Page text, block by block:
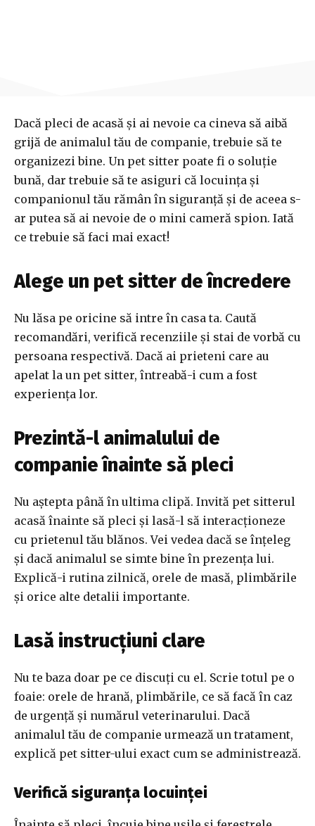
Dacă pleci de acasă și ai nevoie ca cineva să aibă
grijă de animalul tău de companie, trebuie să te
organizezi bine. Un pet sitter poate fi o soluție
bună, dar trebuie să te asiguri că locuința și
companionul tău rămân în siguranță și de aceea s-
ar putea să ai nevoie de o mini cameră spion. Iată
ce trebuie să faci mai exact!
Alege un pet sitter de încredere
Nu lăsa pe oricine să intre în casa ta. Caută
recomandări, verifică recenziile și stai de vorbă cu
persoana respectivă. Dacă ai prieteni care au
apelat la un pet sitter, întreabă-i cum a fost
experiența lor.
Prezintă-l animalului de
companie înainte să pleci
Nu aștepta până în ultima clipă. Invită pet sitterul
acasă înainte să pleci și lasă-l să interacționeze
cu prietenul tău blănos. Vei vedea dacă se înțeleg
și dacă animalul se simte bine în prezența lui.
Explică-i rutina zilnică, orele de masă, plimbările
și orice alte detalii importante.
Lasă instrucțiuni clare
Nu te baza doar pe ce discuți cu el. Scrie totul pe o
foaie: orele de hrană, plimbările, ce să facă în caz
de urgență și numărul veterinarului. Dacă
animalul tău de companie urmează un tratament,
explică pet sitter-ului exact cum se administrează.
Verifică siguranța locuinței